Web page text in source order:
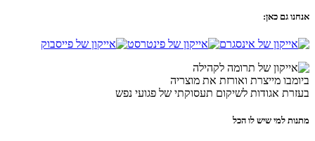
אנחנו גם כאן:
ביומבו מייצרת ואורזת את מוצריה
בעזרת אגודות לשיקום תעסוקתי של פגועי נפש
מתנות למי שיש לו הכל